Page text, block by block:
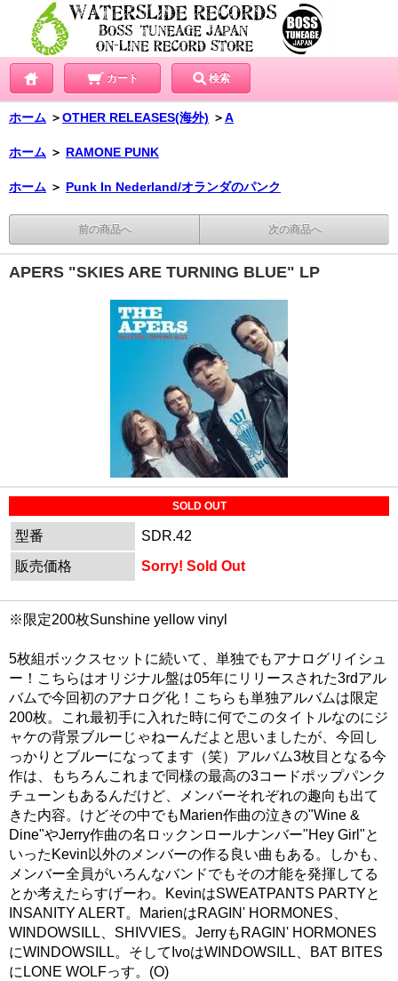
カート 検索
ホーム ＞OTHER RELEASES(海外) ＞A
ホーム ＞ RAMONE PUNK
ホーム ＞ Punk In Nederland/オランダのパンク
前の商品へ 次の商品へ
APERS "SKIES ARE TURNING BLUE" LP
SOLD OUT
型番
SDR.42
販売価格
Sorry! Sold Out
※限定200枚Sunshine yellow vinyl
5枚組ボックスセットに続いて、単独でもアナログリイシュ
ー！こちらはオリジナル盤は05年にリリースされた3rdアル
バムで今回初のアナログ化！こちらも単独アルバムは限定
200枚。これ最初手に入れた時に何でこのタイトルなのにジ
ャケの背景ブルーじゃねーんだよと思いましたが、今回し
っかりとブルーになってます（笑）アルバム3枚目となる今
作は、もちろんこれまで同様の最高の3コードポップパンク
チューンもあるんだけど、メンバーそれぞれの趣向も出て
きた内容。けどその中でもMarien作曲の泣きの"Wine &
Dine"やJerry作曲の名ロックンロールナンバー"Hey Girl"と
いったKevin以外のメンバーの作る良い曲もある。しかも、
メンバー全員がいろんなバンドでもその才能を発揮してる
とか考えたらすげーわ。KevinはSWEATPANTS PARTYと
INSANITY ALERT。MarienはRAGIN' HORMONES、
WINDOWSILL、SHIVVIES。JerryもRAGIN' HORMONES
にWINDOWSILL。そしてIvoはWINDOWSILL、BAT BITES
にLONE WOLFっす。(O)